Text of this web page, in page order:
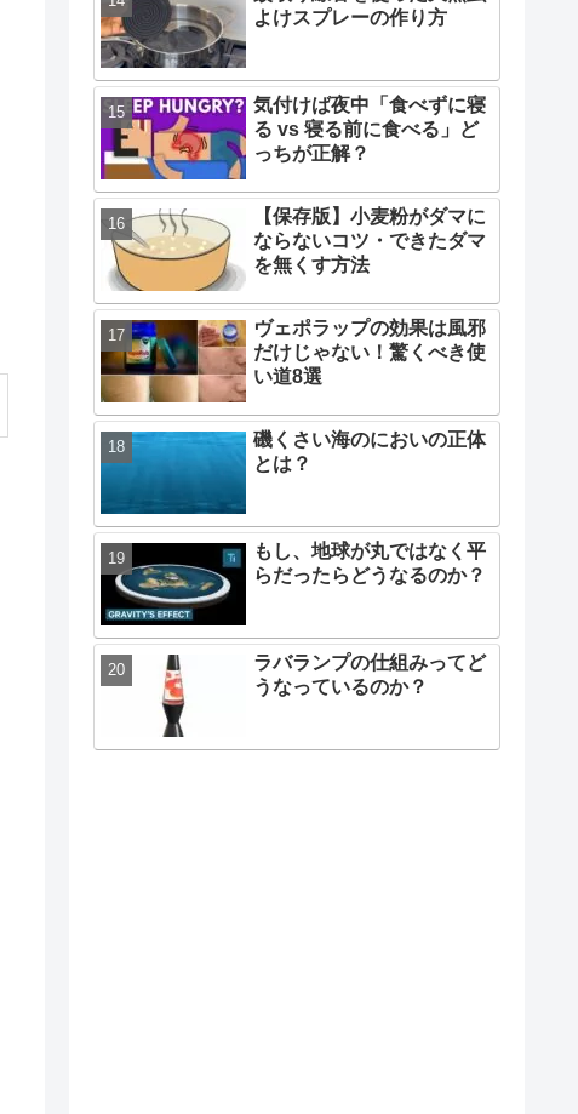
よけスプレーの作り方
気付けば夜中「食べずに寝
る vs 寝る前に食べる」ど
っちが正解？
【保存版】小麦粉がダマに
ならないコツ・できたダマ
を無くす方法
ヴェポラップの効果は風邪
だけじゃない！驚くべき使
い道8選
磯くさい海のにおいの正体
とは？
もし、地球が丸ではなく平
らだったらどうなるのか？
ラバランプの仕組みってど
うなっているのか？